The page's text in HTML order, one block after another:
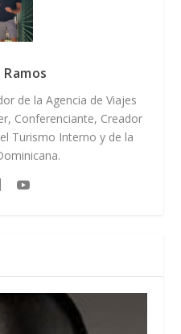
de la Agencia de Viajes
Conferenciante, Creador
Turismo Interno y de la